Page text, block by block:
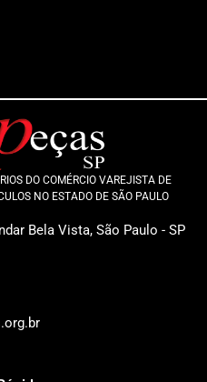
DO COMÉRCIO VAREJISTA DE
NO ESTADO DE SÃO PAULO
Bela Vista, São Paulo - SP